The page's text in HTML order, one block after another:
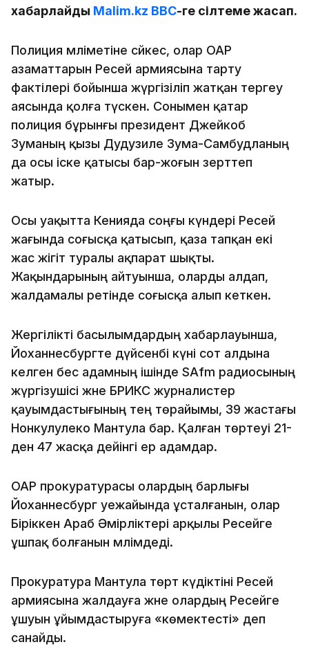
хабарлайды Malim.kz ВВС-ге сілтеме жасап.
Полиция мәліметіне сәйкес, олар ОАР
азаматтарын Ресей армиясына тарту
фактілері бойынша жүргізіліп жатқан тергеу
аясында қолға түскен. Сонымен қатар
полиция бұрынғы президент Джейкоб
Зуманың қызы Дудузиле Зума-Самбудланың
да осы іске қатысы бар-жоғын зерттеп
жатыр.
Осы уақытта Кенияда соңғы күндері Ресей
жағында соғысқа қатысып, қаза тапқан екі
жас жігіт туралы ақпарат шықты.
Жақындарының айтуынша, оларды алдап,
жалдамалы ретінде соғысқа алып кеткен.
Жергілікті басылымдардың хабарлауынша,
Йоханнесбургте дүйсенбі күні сот алдына
келген бес адамның ішінде SAfm радиосының
жүргізушісі және БРИКС журналистер
қауымдастығының тең төрайымы, 39 жастағы
Нонкулулеко Мантула бар. Қалған төртеуі 21-
ден 47 жасқа дейінгі ер адамдар.
ОАР прокуратурасы олардың барлығы
Йоханнесбург әуежайында ұсталғанын, олар
Біріккен Араб Әмірліктері арқылы Ресейге
ұшпақ болғанын мәлімдеді.
Прокуратура Мантула төрт күдіктіні Ресей
армиясына жалдауға және олардың Ресейге
ұшуын ұйымдастыруға «көмектесті» деп
санайды.